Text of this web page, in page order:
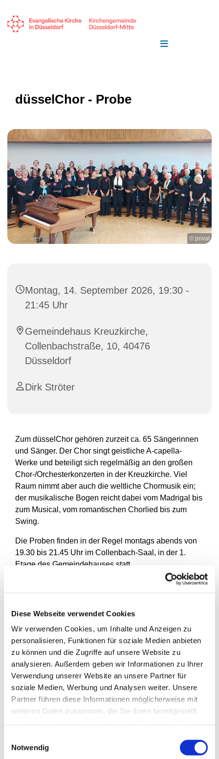
Diese Webseite verwendet Cookies
Wir verwenden Cookies, um Inhalte und Anzeigen zu
personalisieren, Funktionen für soziale Medien anbieten
zu können und die Zugriffe auf unsere Website zu
analysieren. Außerdem geben wir Informationen zu Ihrer
Verwendung unserer Website an unsere Partner für
soziale Medien, Werbung und Analysen weiter. Unsere
Partner führen diese Informationen möglicherweise mit
weiteren Daten zusammen, die Sie ihnen bereitgestellt
Notwendig
düsselChor - Probe
© privat
Montag, 14. September 2026, 19:30 -
21:45 Uhr
Gemeindehaus Kreuzkirche,
Collenbachstraße, 10, 40476
Düsseldorf
Dirk Ströter
Zum düsselChor gehören zurzeit ca. 65 Sängerinnen
und Sänger. Der Chor singt geistliche A-capella-
Werke und beteiligt sich regelmäßig an den großen
Chor-/Orchesterkonzerten in der Kreuzkirche. Viel
Raum nimmt aber auch die weltliche Chormusik ein;
der musikalische Bogen reicht dabei vom Madrigal bis
zum Musical, vom romantischen Chorlied bis zum
Swing.
Die Proben finden in der Regel montags abends von
19.30 bis 21.45 Uhr im Collenbach-Saal, in der 1.
Etage des Gemeindehauses statt.
Interessenten melden sich bitte bei Dirk Ströter und
können nach Verabredung ganz unverbindlich Proben
Mail: dirk.stroeter@t-online.de oder Telefon: 83 02 96
59